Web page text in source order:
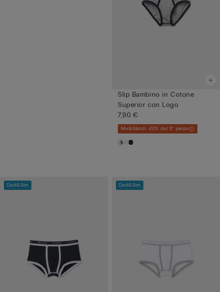
Slip Bambino in Cotone
Superior con Logo
7,90 €
Mix&Match -20% dal 5° pezzo
Dad&Son Dad&Son